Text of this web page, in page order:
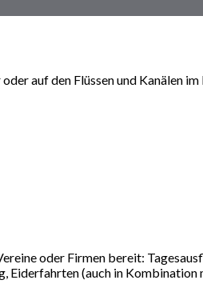
auf den Flüssen und Kanälen
oder Firmen bereit:
Eiderfahrten (auch in